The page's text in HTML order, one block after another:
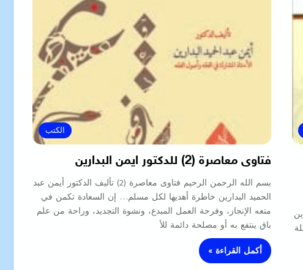
الكتب
فتاوى معاصرة (2) للدكتور ايمن البدارين
بسم الله الرحمن الرحيم فتاوى معاصرة (2) تأليف الدكتور أيمن عبد
الحميد البدارين خاطرة أهديها لكل مسلم… إن السعادة تكمن في
متعه الإنجاز، وفرحة العمل المبدع، ونشوة التجديد، وراحة من علم
باق ينتفع به أو مصلحة دائمة للأ
أكمل القراءة »